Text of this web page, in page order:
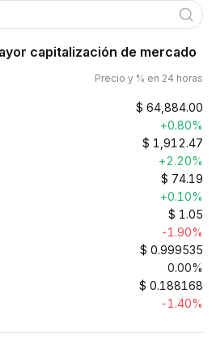
capitalización de mercado
Precio y % en 24 horas
$ 64,884.00
+0.80%
$ 1,912.47
+2.20%
$ 74.19
+0.10%
$ 1.05
-1.90%
$ 0.999535
0.00%
$ 0.188168
-1.40%